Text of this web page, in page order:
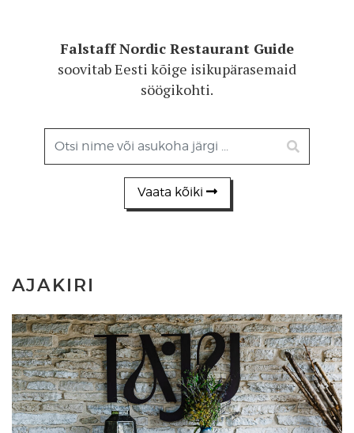
Falstaff Nordic Restaurant Guide
soovitab Eesti kõige isikupärasemaid
söögikohti.
Vaata kõiki
AJAKIRI